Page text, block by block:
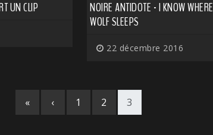
UN CLIP
NOIRE ANTIDOTE - I KNOW
WOLF SLEEPS
22 décembre 2016
« ‹ 1 2 3